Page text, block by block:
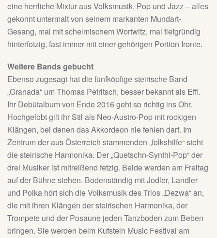
eine herrliche Mixtur aus Volksmusik, Pop und Jazz – alles
gekonnt untermalt von seinem markanten Mundart-
Gesang, mal mit schelmischem Wortwitz, mal tiefgründig
hinterfotzig, fast immer mit einer gehörigen Portion Ironie.
Weitere Bands gebucht
Ebenso zugesagt hat die fünfköpfige steirische Band
„Granada“ um Thomas Petritsch, besser bekannt als Effi.
Ihr Debütalbum von Ende 2016 geht so richtig ins Ohr.
Hochgelobt gilt ihr Stil als Neo-Austro-Pop mit rockigen
Klängen, bei denen das Akkordeon nie fehlen darf. Im
Zentrum der aus Österreich stammenden „folkshilfe“ steht
die steirische Harmonika. Der „Quetschn-Synthi-Pop“ der
drei Musiker ist mitreißend fetzig. Beide werden am Freitag
auf der Bühne stehen. Bodenständig mit Jodler, Landler
und Polka hört sich die Volksmusik des Trios „Dezwa“ an,
die mit ihren Klängen der steirischen Harmonika, der
Trompete und der Posaune jeden Tanzboden zum Beben
bringen. Sie werden beim Kufstein Music Festival am